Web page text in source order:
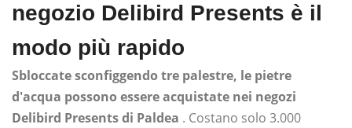
negozio Delibird Presents è il
modo più rapido
Sbloccate sconfiggendo tre palestre, le pietre
d'acqua possono essere acquistate nei negozi
Delibird Presents di Paldea . Costano solo 3.000